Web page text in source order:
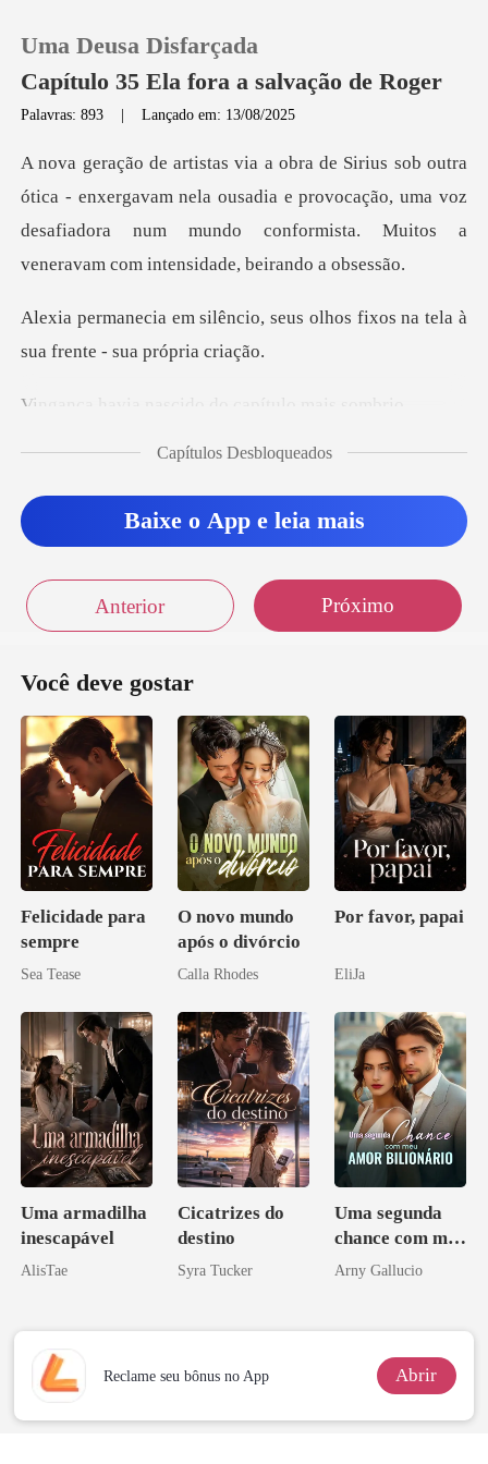
0
Loja
Sair
Uma Deusa Disfarçada
Capítulo 35 Ela fora a salvação de Roger
Palavras: 893 |Lançado em: 13/08/2025
xergavam nela ousadia e provocação, uma voz
desafiadora num mundo co
seus olhos fixos na tela à
su
ascido do capítu
Capítulos Desbloqueados
Baixe o App e leia mais
Anterior Próximo
Você deve gostar
Felicidade para
sempre
Sea Tease
O novo mundo
após o divórcio
Calla Rhodes
Por favor, papai
EliJa
Uma armadilha
inescapável
AlisTae
Cicatrizes do
destino
Syra Tucker
Uma segunda
chance com meu
amor bilionário
Arny Gallucio
Reclame seu bônus no App Abrir